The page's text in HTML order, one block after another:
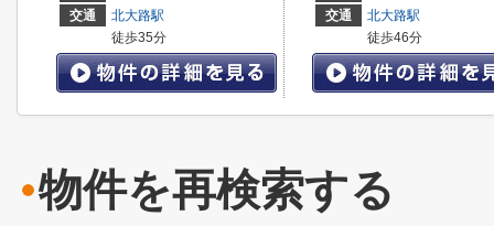
交通
北大路駅
徒歩35分
交通
北大路駅
徒歩46分
物件を再検索する